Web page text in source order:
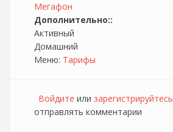
Мегафон
Дополнительно::
Активный
Домашний
Меню: Тарифы
Войдите или зарегистрируйтесь
отправлять комментарии